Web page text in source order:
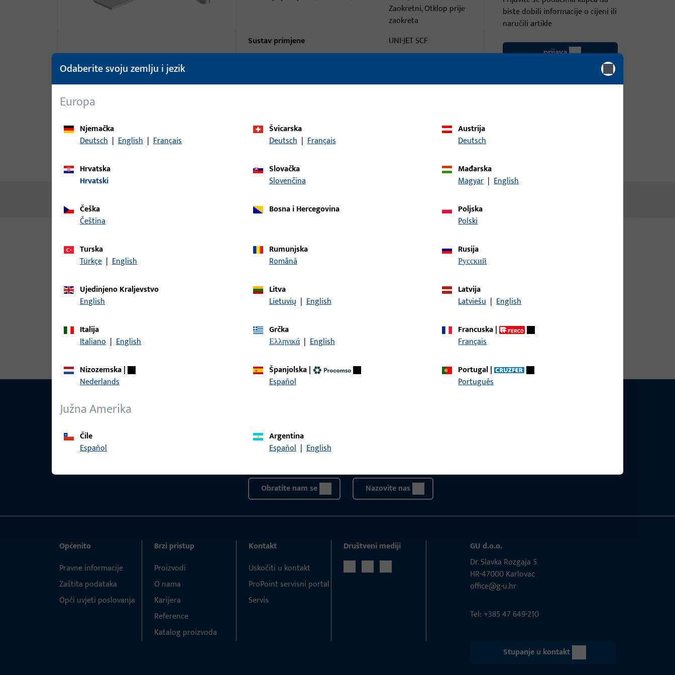
Zaokretni, Otklop prije
zaokreta
Sustav primjene
UNI-JET SCF
Opis površine
ferGUard*silber
Jedinica pakiranja
Najmanja jedinica narudžbe
biste dobili informacije o cijeni ili
naručili artikle
prijava
Izradi račun
Opis proizvoda Preuzimanja
Varijante
6-36031-00-L-1 | Kutni ležaj | KUTNI LEŽAJ UNI-JET SCF PVC
Kutni ležaj, ukupna širina 60 mm, ukupna visina / dubina 30 mm, ukupna
duljina 100 mm, Maks. masa krila 130 kg, Smjer otvaranja graničnik Lijevo
Naš tim za korisničku podršku rado će vam pomoći sa svim pitanjima vezanim uz proizvode, primjene i
Obratite nam se Nazovite nas
Odaberite svoju zemlju i jezik
Europa
Njemačka
Deutsch | English | Français
Švicarska
Deutsch | Français
Austrija
Deutsch
Hrvatska
Hrvatski
Slovačka
Slovenčina
Mađarska
Magyar | English
Češka
čeština
Bosna i Hercegovina
Poljska
Polski
Turska
Türkçe | English
Rumunjska
Română
Rusija
русский
Ujedinjeno Kraljevstvo
English
Litva
Lietuvių | English
Latvija
Latviešu | English
Italija
Italiano | English
Grčka
Ελληνικά | English
Francuska|
Français
Nizozemska|
Nederlands
Španjolska|
Español
Portugal|
Português
Južna Amerika
Čile
Español
Argentina
Español | English
Općenito
Pravne informacije
Zaštita podataka
Opći uvjeti poslovanja
Brzi pristup
Proizvodi
O nama
Karijera
Reference
Katalog proizvoda
Kontakt
Uskočiti u kontakt
ProPoint servisni portal
Servis
Društveni mediji
GU d.o.o.
Dr. Slavka Rozgaja 5
HR-47000 Karlovac
office@g-u.hr
Tel: +385 47 649-210
Stupanje u kontakt